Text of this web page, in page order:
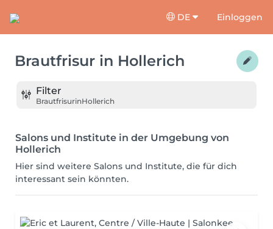
DE Einloggen
Brautfrisur in Hollerich
Filter
BrautfrisurinHollerich
Salons und Institute in der Umgebung von
Hollerich
Hier sind weitere Salons und Institute, die für dich
interessant sein könnten.